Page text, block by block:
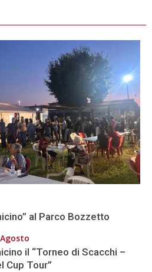
al Parco Bozzetto
il “Torneo di Scacchi –
Cup Tour”